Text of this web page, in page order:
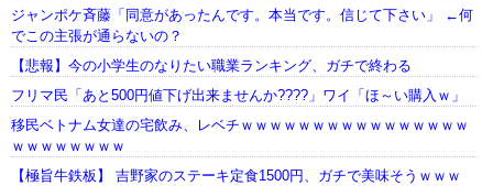
ジャンポケ斉藤「同意があったんです。本当です。信じて下さい」 ←何
でこの主張が通らないの？
【悲報】今の小学生のなりたい職業ランキング、ガチで終わる
フリマ民「あと500円値下げ出来ませんか????」ワイ「ほ～い購入ｗ」
移民ベトナム女達の宅飲み、レベチｗｗｗｗｗｗｗｗｗｗｗｗｗｗｗｗ
ｗｗｗｗｗｗｗｗ
【極旨牛鉄板】 吉野家のステーキ定食1500円、ガチで美味そうｗｗｗ